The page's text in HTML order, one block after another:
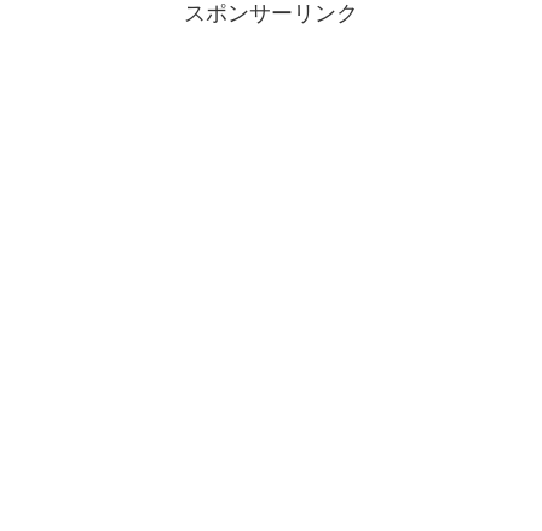
スポンサーリンク